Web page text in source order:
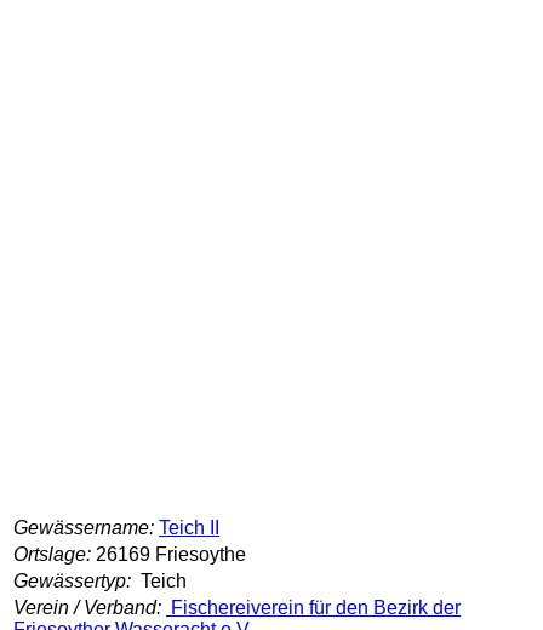
Gewässername: Teich II
Ortslage: 26169 Friesoythe
Gewässertyp: Teich
Verein / Verband: Fischereiverein für den Bezirk der